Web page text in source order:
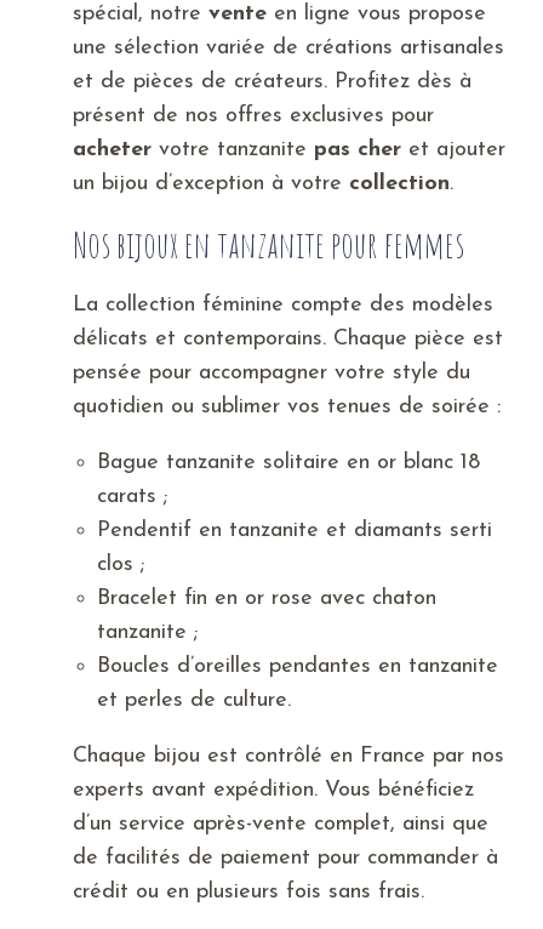
spécial, notre vente en ligne vous propose
une sélection variée de créations artisanales
et de pièces de créateurs. Profitez dès à
présent de nos offres exclusives pour
acheter votre tanzanite pas cher et ajouter
un bijou d’exception à votre collection.
Nos bijoux en tanzanite pour femmes
La collection féminine compte des modèles
délicats et contemporains. Chaque pièce est
pensée pour accompagner votre style du
quotidien ou sublimer vos tenues de soirée :
Bague tanzanite solitaire en or blanc 18
carats ;
Pendentif en tanzanite et diamants serti
clos ;
Bracelet fin en or rose avec chaton
tanzanite ;
Boucles d’oreilles pendantes en tanzanite
et perles de culture.
Chaque bijou est contrôlé en France par nos
experts avant expédition. Vous bénéficiez
d’un service après-vente complet, ainsi que
de facilités de paiement pour commander à
crédit ou en plusieurs fois sans frais.